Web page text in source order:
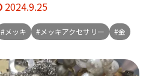
2024.9.25
#メッキ #メッキアクセサリー #金